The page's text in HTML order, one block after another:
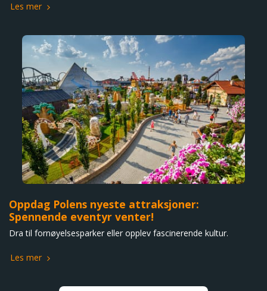
Les mer
Oppdag Polens nyeste attraksjoner:
Spennende eventyr venter!
Dra til fornøyelsesparker eller opplev fascinerende kultur.
Les mer